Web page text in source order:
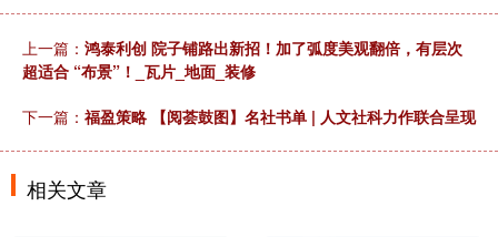
上一篇： 鸿泰利创 院子铺路出新招！加了弧度美观翻倍，有层次
超适合 “布景”！_瓦片_地面_装修
下一篇： 福盈策略 【阅荟鼓图】名社书单 | 人文社科力作联合呈现
相关文章